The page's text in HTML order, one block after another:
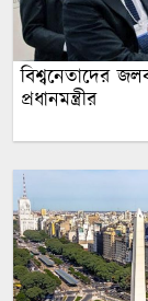
বিশ্বনেতাদের
প্রধানমন্ত্রীর